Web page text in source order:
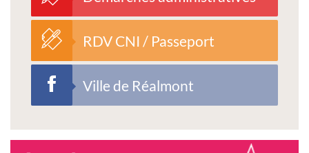
RDV CNI / Passeport
Ville de Réalmont